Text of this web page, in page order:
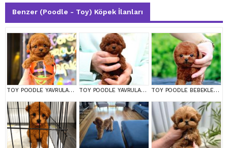
Benzer (Poodle - Toy) Köpek İlanları
TOY POODLE YAVRULARIM TOY POODLE YAVRULARIM TOY POODLE BEBEKLERİM